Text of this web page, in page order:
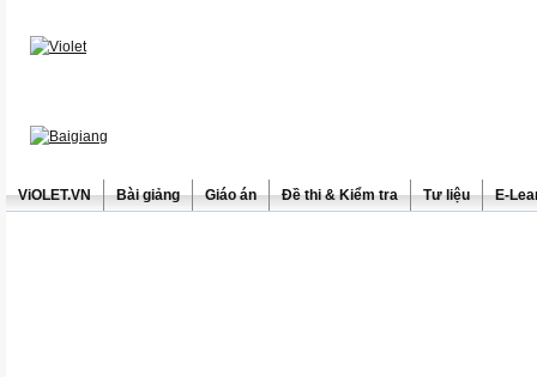
ViOLET.VN Bài giảng Giáo án Đề thi & Kiểm tra Tư liệu E-